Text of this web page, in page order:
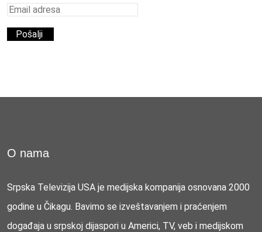
O nama
Srpska Televizija USA je medijska kompanija osnovana 2000
godine u Čikagu. Bavimo se izveštavanjem i praćenjem
događaja u srpskoj dijaspori u Americi, TV, veb i medijskom